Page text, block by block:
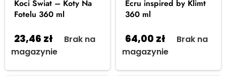
Koci Świat – Koty Na
Fotelu 360 ml
23,46 zł
Brak na
magazynie
Ecru inspired by Klimt
360 ml
64,00 zł
Brak na
magazynie